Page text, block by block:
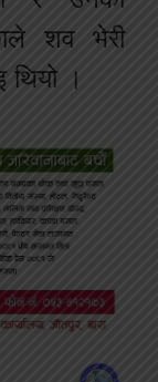
शव भेरी
थियो ।